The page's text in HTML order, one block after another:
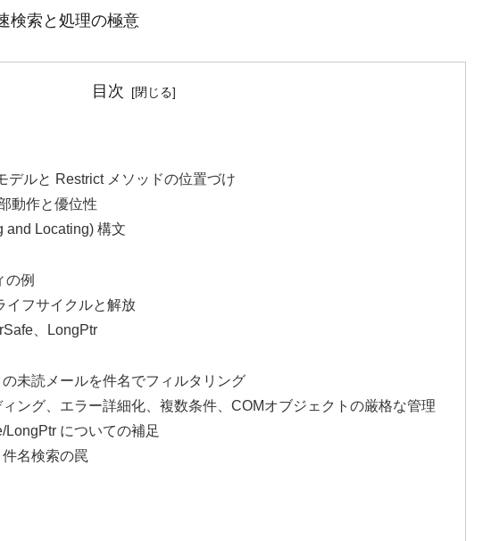
検索と処理の極意
目次
デルと Restrict メソッドの位置づけ
動作と優位性
and Locating) 構文
の例
イフサイクルと解放
、LongPtr
未読メールを件名でフィルタリング
ング、エラー詳細化、複数条件、COMオブジェクトの厳格な管理
LongPtr についての補足
名検索の罠